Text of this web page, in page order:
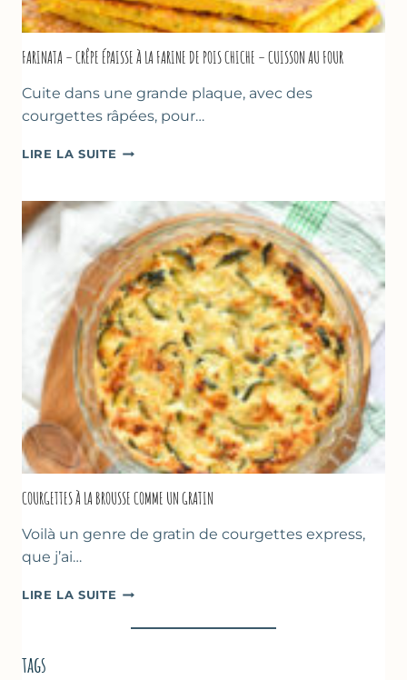
FARINATA – CRÊPE ÉPAISSE À LA FARINE DE POIS CHICHE – CUISSON AU FOUR
Cuite dans une grande plaque, avec des
courgettes râpées, pour…
LIRE LA SUITE FARINATA
ÉPAISSE
À
LA
FARINE
DE
POIS
CHICHE
–
CUISSON
AU
FOUR
COURGETTES À LA BROUSSE COMME UN GRATIN
Voilà un genre de gratin de courgettes express,
que j’ai…
LIRE LA SUITE COURGETTES
LA
tags